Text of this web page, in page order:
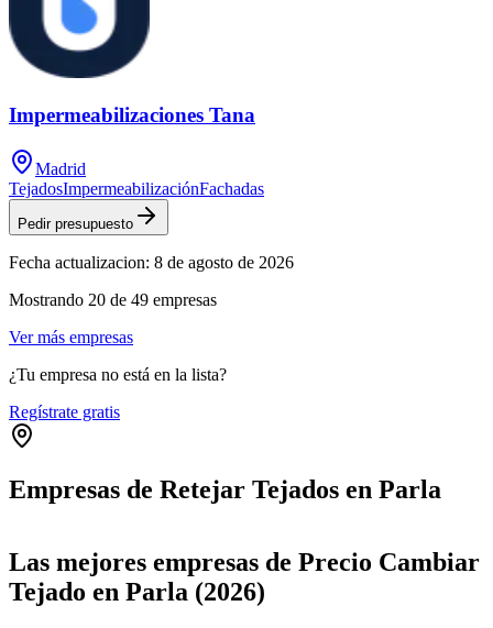
Impermeabilizaciones Tana
Madrid
TejadosImpermeabilizaciónFachadas
Pedir presupuesto
Fecha actualizacion: 8 de agosto de 2026
Mostrando 20 de 49 empresas
Ver más empresas
¿Tu empresa no está en la lista?
Regístrate gratis
Empresas de Retejar Tejados en Parla
+
−
Las mejores empresas de Precio Cambiar
Tejado en Parla (2026)